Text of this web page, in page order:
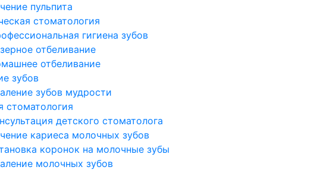
пульпита
стоматология
гигиена зубов
отбеливание
отбеливание
зубов
зубов мудрости
стоматология
детского стоматолога
кариеса молочных зубов
коронок на молочные зубы
молочных зубов